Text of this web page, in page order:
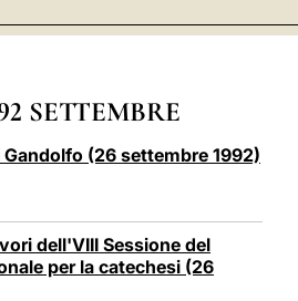
SETTEMBRE
(26 settembre 1992)
dell'VIII Sessione del
per la catechesi (26